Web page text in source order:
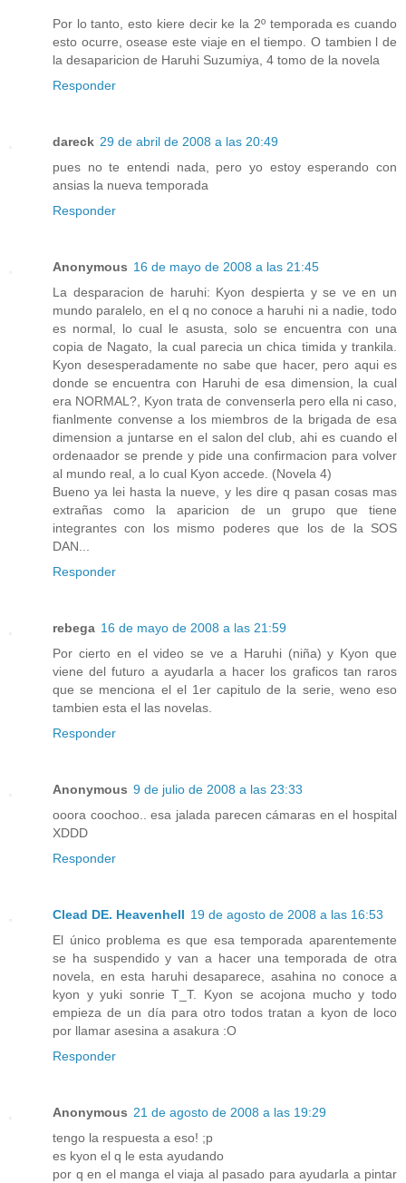
Por lo tanto, esto kiere decir ke la 2º temporada es cuando
esto ocurre, osease este viaje en el tiempo. O tambien l de
la desaparicion de Haruhi Suzumiya, 4 tomo de la novela
Responder
dareck 29 de abril de 2008 a las 20:49
pues no te entendi nada, pero yo estoy esperando con
ansias la nueva temporada
Responder
Anonymous 16 de mayo de 2008 a las 21:45
La desparacion de haruhi: Kyon despierta y se ve en un
mundo paralelo, en el q no conoce a haruhi ni a nadie, todo
es normal, lo cual le asusta, solo se encuentra con una
copia de Nagato, la cual parecia un chica timida y trankila.
Kyon desesperadamente no sabe que hacer, pero aqui es
donde se encuentra con Haruhi de esa dimension, la cual
era NORMAL?, Kyon trata de convenserla pero ella ni caso,
fianlmente convense a los miembros de la brigada de esa
dimension a juntarse en el salon del club, ahi es cuando el
ordenaador se prende y pide una confirmacion para volver
al mundo real, a lo cual Kyon accede. (Novela 4)
Bueno ya lei hasta la nueve, y les dire q pasan cosas mas
extrañas como la aparicion de un grupo que tiene
integrantes con los mismo poderes que los de la SOS
DAN...
Responder
rebega 16 de mayo de 2008 a las 21:59
Por cierto en el video se ve a Haruhi (niña) y Kyon que
viene del futuro a ayudarla a hacer los graficos tan raros
que se menciona el el 1er capitulo de la serie, weno eso
tambien esta el las novelas.
Responder
Anonymous 9 de julio de 2008 a las 23:33
ooora coochoo.. esa jalada parecen cámaras en el hospital
XDDD
Responder
Clead DE. Heavenhell 19 de agosto de 2008 a las 16:53
El único problema es que esa temporada aparentemente
se ha suspendido y van a hacer una temporada de otra
novela, en esta haruhi desaparece, asahina no conoce a
kyon y yuki sonrie T_T. Kyon se acojona mucho y todo
empieza de un día para otro todos tratan a kyon de loco
por llamar asesina a asakura :O
Responder
Anonymous 21 de agosto de 2008 a las 19:29
tengo la respuesta a eso! ;p
es kyon el q le esta ayudando
por q en el manga el viaja al pasado para ayudarla a pintar